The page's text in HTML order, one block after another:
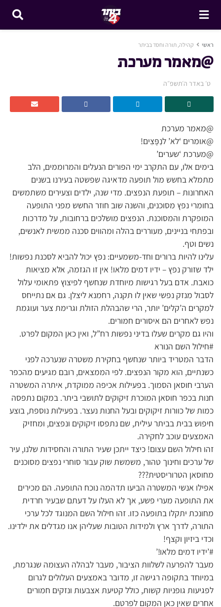
ראשי קהילה, תורה וחסד בביתר
@מאמר מערכת
ט׳ באדר ה׳תשפ״ה
@מאמר מערכת
@אומרים ‘לא’ לנַפָּצִים!
@מערכת ‘שערים’
בימים אלו, עם התקרב ימי הפורים הנעלים והמרוממים, הלב
מתמלא בחשש מול תופעה מדאיגה שפשטה בעירנו בשנים
האחרונות – תופעת הנפצים. מדי שנה, ילדים וצעירים משתמשים
בחומרי נפץ מסוכנים, והשנה שוב חוזר החשש מפני התופעה
המופקרת והמסוכנת. הנפצים מושלכים ברחובות, על מדרכות
ובפתחי בניינים, מעוררים בהלה ומהווים סכנה ממשית לאנשים,
נשים וטף.
עלינו להיות ברורים וחד-משמעיים: נפץ יכול להביא לסכנת נפשות!
ילד שזורק נפץ – ידיו דמים מלאו! אין זו הגזמה, אלא מציאות
כואבת. אדם בעל רגישות מיוחדת שנחשף לפיצוץ פתאומי עלול
לסבול מנזק נפשי שאין לו תקנה, רחמנא ליצלן. גם אם נתייחס
למקרים ה’קלים’ יותר, הרי שהבהלת הזולת וגרימת צער ועוגמת
נפש לאחרים הם איסורים חמורים.
והיו גם מקרים שעלו בדיני נפשות רח”ל, ואין כאן המקום לפרט.
#חילול השם הנורא
הדבר המטריד ביותר שנחשף בחקירת משטרה שנערכה לפני
כשנתיים, הוא מקור הנפצים. לפי הממצאים, רובם מגיעים מהכפר
הערבי חוסאן הסמוך. בפעילות אכיפה ממוקדת, איתרה המשטרה
חנות בכפר חוסאן המוכרת זיקוקים לתושבי ביתר. במקום נתפסה
כמות של כוורות זיקוקים ובעל החנות נעצר. בפעילות נוספת, בוצע
חיפוש בבית בביתר עילית, שם נתפסו זיקוקים ונפצים, ומחזיק
האמצעים עוכב לחקירה.
זהו חילול השם עצום! כיצד ייתכן שעיר התורה והחסידות שלנו, עיר
של ערכים וחינוך טהור, משמשת שוק עבור סוחרי נפצים מסוכנים
מחוסאן הטרוריסטית???
אפילו אנשי המשטרה הביעו תדהמה נוכח התופעה. הם מכירים
את התופעה מערי פשע, אך לא העלו על דעתם שבעיר חרדית
מחונכת יתקלו בתופעה כזו. זהו חילול השם המנוגד לכל ערכי
התורה, לדרך ארץ ולמידות הטובות שעליהן אנו מגדלים את ילדינו.
וכדי ביזיון וקצף!
#’ידיו דמים מלאו!’
מעבר להפרעה לשלוות הציבור, מעבר לבהלה העצומה שנגרמת,
במיוחד בתקופה רגישה זו, מדובר באמצעים העלולים לגרום
לפגיעות גופניות קשות, כולל קטיעת אצבעות ונזקים חמורים
אחרים שאין כאן המקום לפרטם.